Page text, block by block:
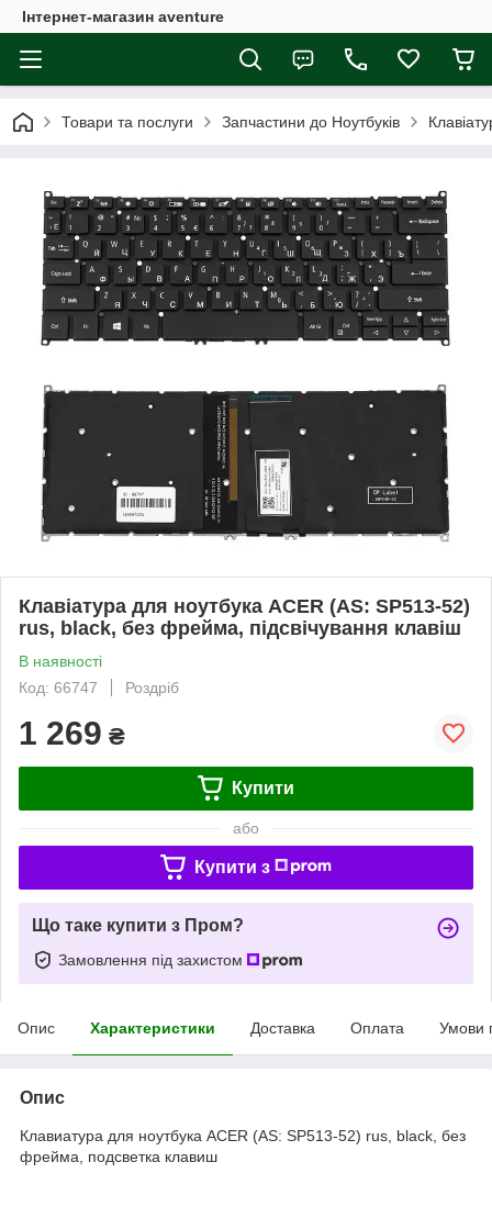
Інтернет-магазин aventure
Товари та послуги Запчастини до Ноутбуків
Клавіатура для ноутбука ACER (AS: SP513-52)
rus, black, без фрейма, підсвічування клавіш
В наявності
Код: 66747
Роздріб
1 269 ₴
Купити
або
Купити з
Що таке купити з Пром?
Замовлення під захистом
Опис Характеристики Доставка Оплата Умови
Опис
Клавиатура для ноутбука ACER (AS: SP513-52) rus, black, без
фрейма, подсветка клавиш